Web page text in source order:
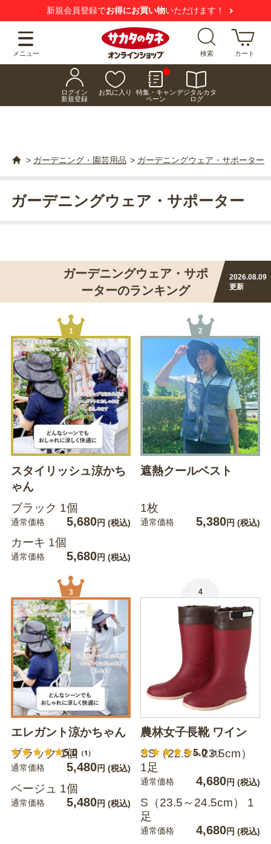
【注意喚起】悪質な偽サイトにご注意ください
メニュー 検索 カート
ログイン
新規登録
お気に入り
特集・キャン
ペーン
デジタルカタ
ログ
> ガーデニング・園芸用品 > ガーデニングウェア・サポーター
ガーデニングウェア・サポーター
ガーデニングウェア・サポ
ーターのランキング
2026.08.09
更新
1
スタイリッシュ涼かち
ゃん
ブラック 1個
通常価格 5,680円 (税込)
カーキ 1個
通常価格 5,680円 (税込)
2
遮熱クールベスト
1枚
通常価格 5,380円 (税込)
3
エレガント涼かちゃん
5.0（1）
ブラック 1個
通常価格 5,480円 (税込)
ベージュ 1個
通常価格 5,480円 (税込)
4
農林女子長靴 ワイン
5.0（1）
SS（22.5～23.5cm）
1足
通常価格 4,680円 (税込)
S（23.5～24.5cm） 1
足
通常価格 4,680円 (税込)